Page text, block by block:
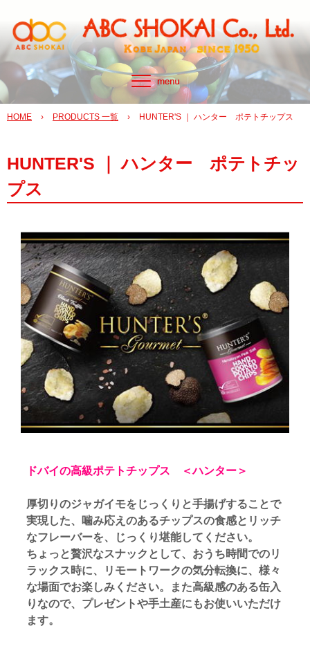
HOME › PRODUCTS 一覧 › HUNTER'S ｜ ハンター ポテトチップス
HUNTER'S ｜ ハンター ポテトチッ
プス
ドバイの高級ポテトチップス ＜ハンター＞
厚切りのジャガイモをじっくりと手揚げすることで
実現した、噛み応えのあるチップスの食感とリッチ
なフレーバーを、じっくり堪能してください。
ちょっと贅沢なスナックとして、おうち時間でのリ
ラックス時に、リモートワークの気分転換に、様々
な場面でお楽しみください。また高級感のある缶入
りなので、プレゼントや手土産にもお使いいただけ
ます。